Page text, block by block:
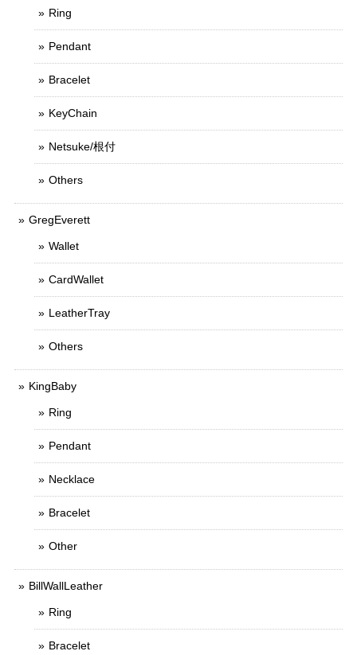
Ring
Pendant
Bracelet
KeyChain
Netsuke/根付
Others
GregEverett
Wallet
CardWallet
LeatherTray
Others
KingBaby
Ring
Pendant
Necklace
Bracelet
Other
BillWallLeather
Ring
Bracelet